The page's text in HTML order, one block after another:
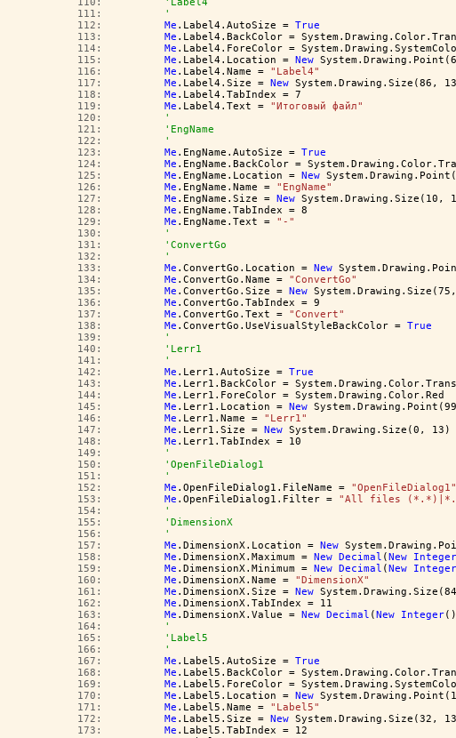
111:
'
112:
Me .Label4.AutoSize = True
113:
Me .Label4.BackColor =
114:
Me .Label4.ForeColor =
115:
Me .Label4.Location = New
116:
Me .Label4.Name = "Label4"
117:
Me .Label4.Size = New System.Drawing.Size(86,
118:
Me .Label4.TabIndex = 7
119:
Me .Label4.Text = "Итоговый файл"
120:
'
121:
'EngName
122:
'
123:
Me .EngName.AutoSize = True
124:
Me .EngName.BackColor =
125:
Me .EngName.Location = New
126:
Me .EngName.Name = "EngName"
127:
Me .EngName.Size = New System.Drawing.Size(10,
128:
Me .EngName.TabIndex = 8
129:
Me .EngName.Text = "-"
130:
'
131:
'ConvertGo
132:
'
133:
Me .ConvertGo.Location = New
134:
Me .ConvertGo.Name = "ConvertGo"
135:
Me .ConvertGo.Size = New
136:
Me .ConvertGo.TabIndex = 9
137:
Me .ConvertGo.Text = "Convert"
138:
Me .ConvertGo.UseVisualStyleBackColor = True
139:
'
140:
'Lerr1
141:
'
142:
Me .Lerr1.AutoSize = True
143:
Me .Lerr1.BackColor =
144:
Me .Lerr1.ForeColor = System.Drawing.Color.Red
145:
Me .Lerr1.Location = New
146:
Me .Lerr1.Name = "Lerr1"
147:
Me .Lerr1.Size = New System.Drawing.Size(0, 13)
148:
Me .Lerr1.TabIndex = 10
149:
'
150:
'OpenFileDialog1
151:
'
152:
Me .OpenFileDialog1.FileName = "OpenFileDialog1"
153:
Me .OpenFileDialog1.Filter = "All files
154:
'
155:
'DimensionX
156:
'
157:
Me .DimensionX.Location = New
158:
Me .DimensionX.Maximum = New Decimal (New Integer
159:
Me .DimensionX.Minimum = New Decimal (New Integer
160:
Me .DimensionX.Name = "DimensionX"
161:
Me .DimensionX.Size = New
162:
Me .DimensionX.TabIndex = 11
163:
Me .DimensionX.Value = New Decimal (New Integer
164:
'
165:
'Label5
166:
'
167:
Me .Label5.AutoSize = True
168:
Me .Label5.BackColor =
169:
Me .Label5.ForeColor =
170:
Me .Label5.Location = New
171:
Me .Label5.Name = "Label5"
172:
Me .Label5.Size = New System.Drawing.Size(32,
173:
Me .Label5.TabIndex = 12